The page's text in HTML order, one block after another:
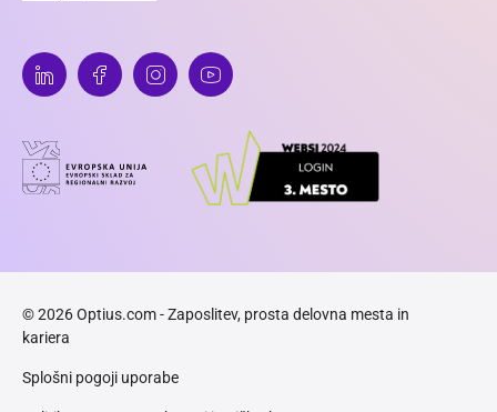
© 2026 Optius.com - Zaposlitev, prosta delovna mesta in
kariera
Splošni pogoji uporabe